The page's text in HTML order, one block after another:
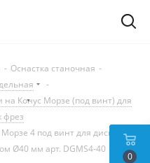
- Оснастка станочная -
-
Конус Морзе (под винт) для
фрез
4 под винт для дисковых
Ø40 мм арт. DGMS4-40
0